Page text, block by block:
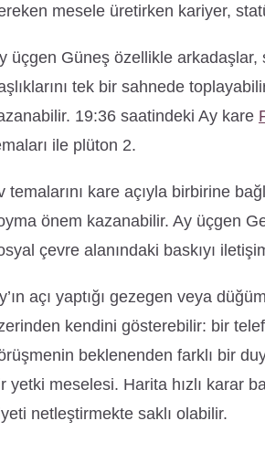
mesele üretirken kariyer,
üçgen Güneş özellikle arkadaşlar,
tek bir sahnede
19:36 saatindeki Ay kare
ile plüton 2.
temalarını kare açıyla birbirine
önem kazanabilir. Ay üçgen
çevre alanındaki baskıyı
açı yaptığı gezegen veya
kendini gösterebilir: bir
beklenenden farklı bir
yetki meselesi. Harita hızlı karar
netleştirmekte saklı olabilir.